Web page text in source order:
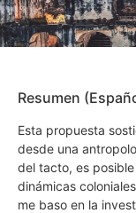
Resumen
Esta propuesta
desde una
del tacto, es
dinámicas
me baso en la